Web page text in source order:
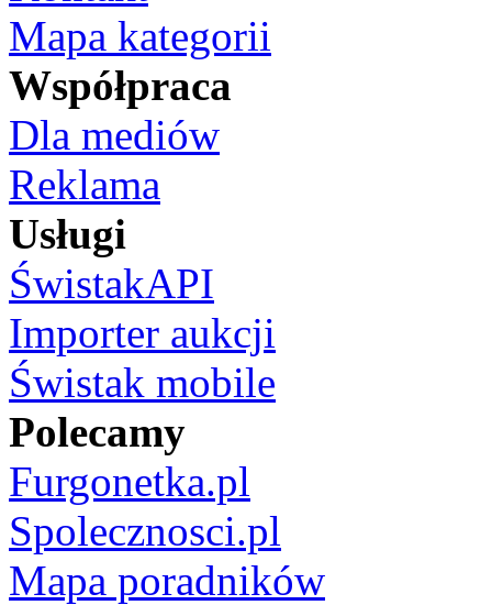
Mapa kategorii
Współpraca
Dla mediów
Reklama
Usługi
ŚwistakAPI
Importer aukcji
Świstak mobile
Polecamy
Furgonetka.pl
Spolecznosci.pl
Mapa poradników